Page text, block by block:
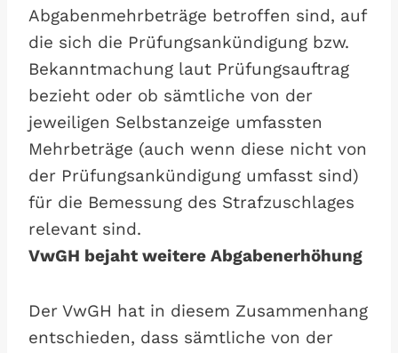
Abgabenmehrbeträge betroffen sind, auf
die sich die Prüfungsankündigung bzw.
Bekanntmachung laut Prüfungsauftrag
bezieht oder ob sämtliche von der
jeweiligen Selbstanzeige umfassten
Mehrbeträge (auch wenn diese nicht von
der Prüfungsankündigung umfasst sind)
für die Bemessung des Strafzuschlages
relevant sind.
VwGH bejaht weitere Abgabenerhöhung
Der VwGH hat in diesem Zusammenhang
entschieden, dass sämtliche von der